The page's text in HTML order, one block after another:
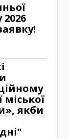
2026
міської
якби